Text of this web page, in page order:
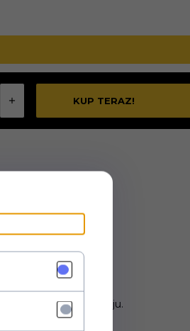
KUP TERAZ!
farb, pędzla oraz kleju.